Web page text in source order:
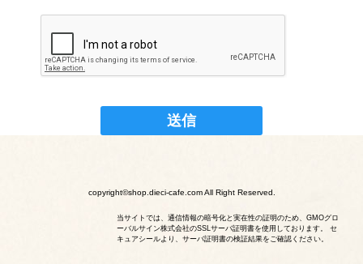
copyright©shop.dieci-cafe.com All Right Reserved.
当サイトでは、通信情報の暗号化と実在性の証明のため、GMOグロ
ーバルサイン株式会社のSSLサーバ証明書を使用しております。 セ
キュアシールより、サーバ証明書の検証結果をご確認ください。